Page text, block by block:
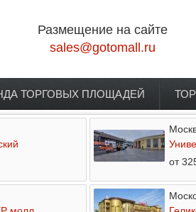
Размещение на сайте
sales@gotomall.ru
ТОРГОВЫХ ПЛОЩАДЕЙ
от